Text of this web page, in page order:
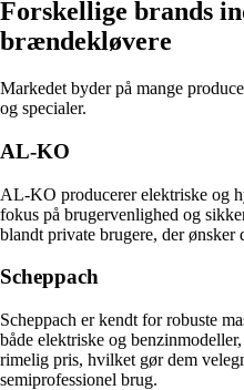
Forskellige brands
brændekløvere
Markedet byder på mange
og specialer.
AL-KO
AL-KO producerer elektriske og
fokus på brugervenlighed og
blandt private brugere, der
Scheppach
Scheppach er kendt for robuste
både elektriske og
rimelig pris, hvilket gør dem
semiprofessionel brug.